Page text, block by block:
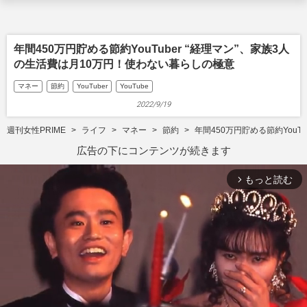
年間450万円貯める節約YouTuber “経理マン”、家族3人
の生活費は月10万円！使わない暮らしの極意
マネー 節約 YouTuber YouTube
2022/9/19
週刊女性PRIME ライフ マネー 節約 年間450万円貯める節約
広告の下にコンテンツが続きます
arrow_forward_ios もっと読む